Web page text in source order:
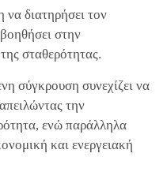
να διατηρήσει τον
στην
σταθερότητας.
σύγκρουση συνεχίζει να
την
ενώ παράλληλα
και ενεργειακή